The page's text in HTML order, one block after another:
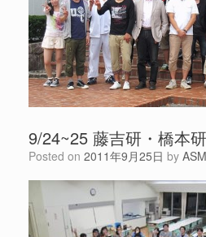
9/24~25 藤吉研・橋本
Posted on 2011年9月25日 by